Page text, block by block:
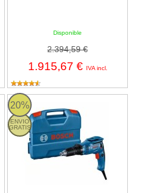
Disponible
2.394,59 €
1.915,67 € IVA incl.
- Taladro atornillador a batería
20%
ENVIO
GRATIS
Bosch GTB 6-50 - Atornillador